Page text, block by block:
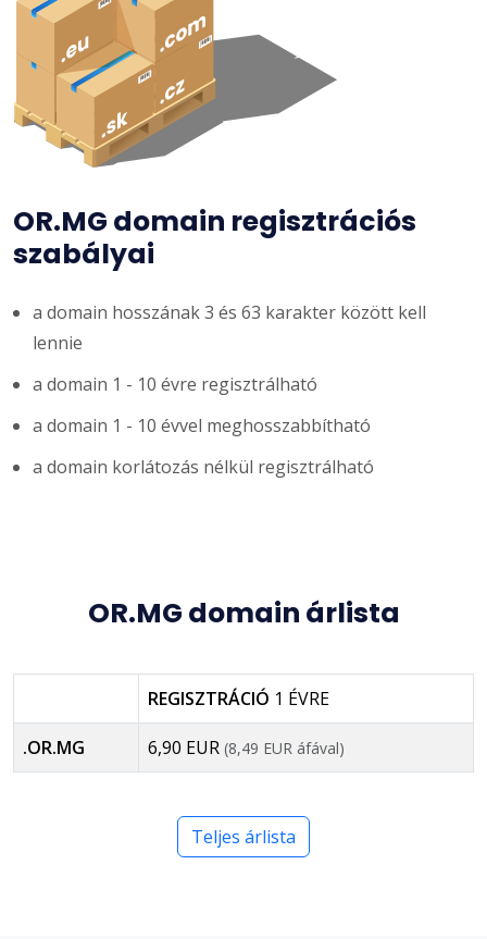
OR.MG domain regisztrációs
szabályai
a domain hosszának 3 és 63 karakter között kell
lennie
a domain 1 - 10 évre regisztrálható
a domain 1 - 10 évvel meghosszabbítható
a domain korlátozás nélkül regisztrálható
OR.MG domain árlista
REGISZTRÁCIÓ 1 ÉVRE
.OR.MG 6,90 EUR (8,49 EUR áfával)
Teljes árlista